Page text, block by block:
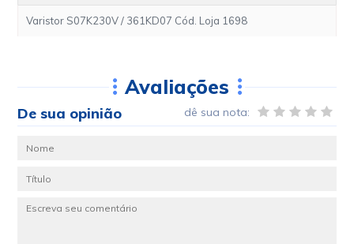
Varistor S07K230V / 361KD07 Cód. Loja 1698
Avaliações
De sua opinião dê sua nota: